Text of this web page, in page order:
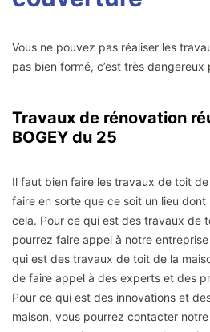
Vous ne pouvez pas réaliser les
pas bien formé, c’est très
Travaux de rénovation
BOGEY du 25
Il faut bien faire les travaux de toit
faire en sorte que ce soit un lieu
cela. Pour ce qui est des travaux de
pourrez faire appel à notre
qui est des travaux de toit de la
de faire appel à des experts et des
Pour ce qui est des innovations et
maison, vous pourrez contacter